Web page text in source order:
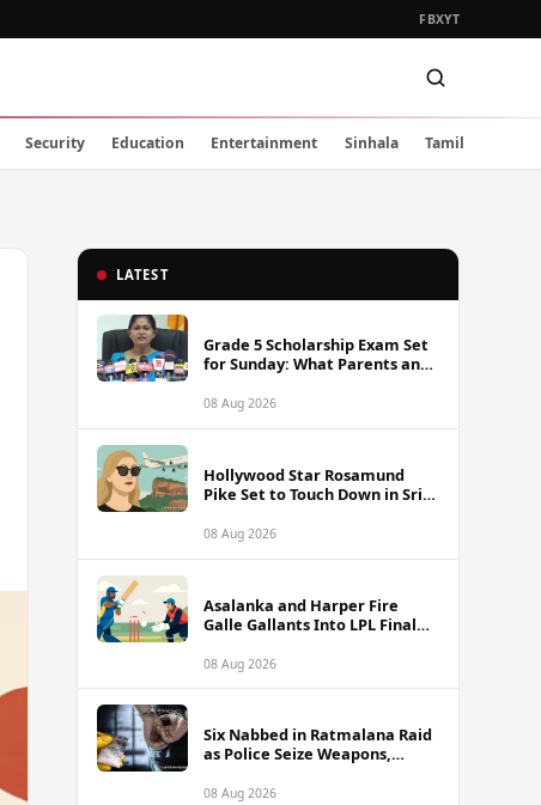
FBXYT
Security Education Entertainment Sinhala Tamil
LATEST
Grade 5 Scholarship Exam Set
for Sunday: What Parents and
08 Aug 2026
Hollywood Star Rosamund
Pike Set to Touch Down in Sri
08 Aug 2026
Asalanka and Harper Fire
Galle Gallants Into LPL Final
Colombo Kaps
08 Aug 2026
Six Nabbed in Ratmalana Raid
as Police Seize Weapons,
Cash
08 Aug 2026